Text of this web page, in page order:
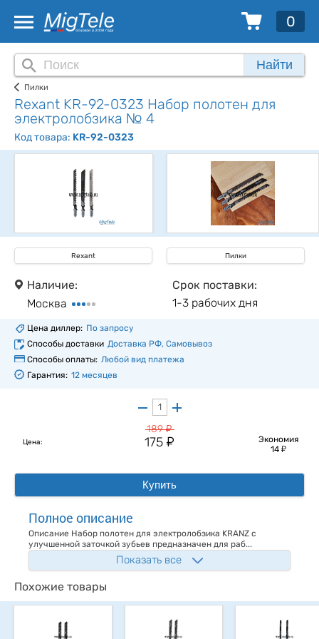
0
Найти
Пилки
Rexant KR-92-0323 Набор полотен для
электролобзика № 4
Код товара: KR-92-0323
Rexant Пилки
Наличие:
Москва
Срок поставки:
1-3 рабочих дня
Цена диллер: По запросу
Способы доставки Доставка РФ, Самовывоз
Способы оплаты: Любой вид платежа
Гарантия: 12 месяцев
Цена:
189у
175у
Экономия
14у
Купить
Полное описание
Описание Набор полотен для электролобзика KRANZ с
улучшенной заточкой зубьев предназначен для раб...
Показать все
Похожие товары